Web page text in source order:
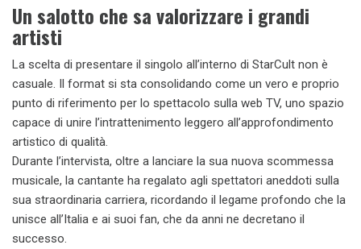
Un salotto che sa valorizzare i grandi
artisti
La scelta di presentare il singolo all’interno di StarCult non è
casuale. Il format si sta consolidando come un vero e proprio
punto di riferimento per lo spettacolo sulla web TV, uno spazio
capace di unire l’intrattenimento leggero all’approfondimento
artistico di qualità.
Durante l’intervista, oltre a lanciare la sua nuova scommessa
musicale, la cantante ha regalato agli spettatori aneddoti sulla
sua straordinaria carriera, ricordando il legame profondo che la
unisce all’Italia e ai suoi fan, che da anni ne decretano il
successo.